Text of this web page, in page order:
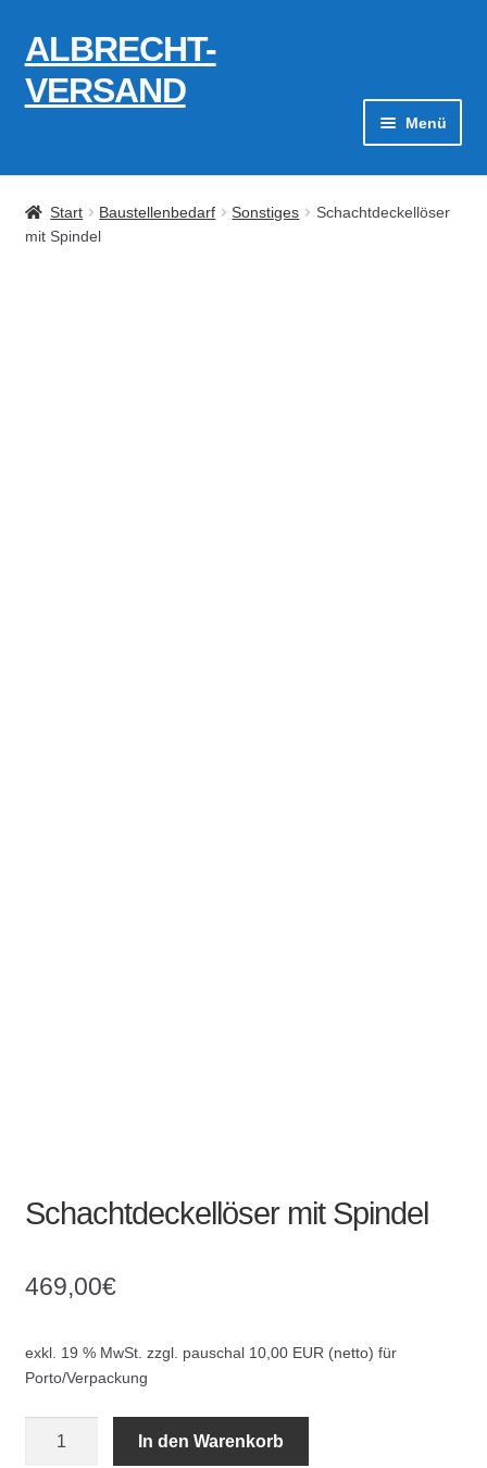
Zur
Navigation
springen
Zum
Inhalt
springen
ALBRECHT-
VERSAND
Menü
Zahlungsarten
AGB
Sonderaktionen
Verschiedenes
Werkzeuge
Start Baustellenbedarf Sonstiges
Schachtdeckellöser
mit Spindel
Schachtdeckellöser mit Spindel
469,00€
exkl. 19 % MwSt. zzgl. pauschal 10,00 EUR (netto) für
Porto/Verpackung
In den Warenkorb